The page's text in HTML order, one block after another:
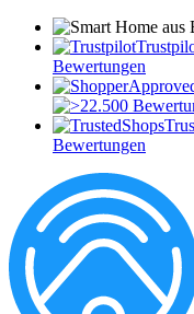
Bewertungen
Bewertungen